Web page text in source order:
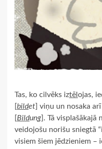
Tas, ko cilvēks iztēl ojas,
bildet ] viņu un nosaka
Bildung ]. Tā
veidojošu norišu sniegtā
visiem šiem jēdzieniem –